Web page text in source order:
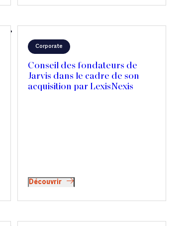
Corporate
Conseil des fondateurs de
Jarvis dans le cadre de son
acquisition par LexisNexis
Découvrir